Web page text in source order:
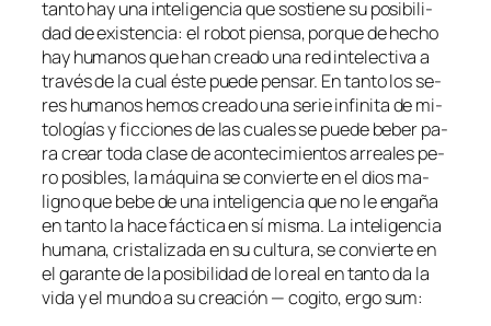
tan­to hay una in­te­li­gen­cia que sos­tie­ne su po­si­bi­li­
dad de exis­ten­cia: el ro­bot pien­sa, por­que de he­cho
hay hu­ma­nos que han crea­do una red in­te­lec­ti­va a
tra­vés de la cual és­te pue­de pen­sar. En tan­to los se­
res hu­ma­nos he­mos crea­do una se­rie in­fi­ni­ta de mi­
to­lo­gías y fic­cio­nes de las cua­les se pue­de be­ber pa­
ra crear to­da cla­se de acon­te­ci­mien­tos arrea­les pe­
ro po­si­bles, la má­qui­na se con­vier­te en el dios ma­
ligno que be­be de una in­te­li­gen­ciaque no le en­ga­ña
en tan­to la ha­ce fác­ti­ca en sí mis­ma. La in­te­li­gen­cia
hu­ma­na, cris­ta­li­za­da en su cul­tu­ra, se con­vier­te en
el ga­ran­te de la po­si­bi­li­dad de lo real en tan­to da la
vi­da y el mun­do a su crea­ción —co­gi­to, er­go sum: